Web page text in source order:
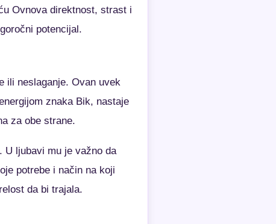
Ovnova direktnost, strast i
potencijal.
ili neslaganje. Ovan uvek
znaka Bik, nastaje
za obe strane.
U ljubavi mu je važno da
potrebe i način na koji
da bi trajala.